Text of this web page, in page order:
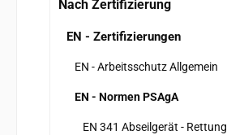
Nach Zertifizierung
EN - Zertifizierungen
EN - Arbeitsschutz Allgemein
EN - Normen PSAgA
EN 341 Abseilgerät - Rettung